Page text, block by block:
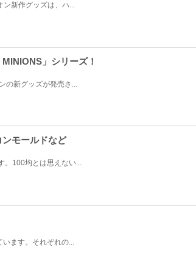
新作グッズは、ハ...
」シリーズ！
新グッズが発売さ...
ンモールドなど
100均とは思えない...
ます。それぞれの...